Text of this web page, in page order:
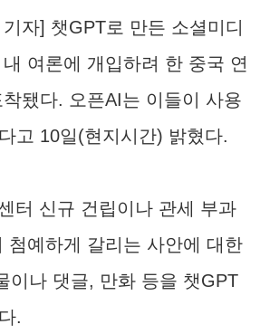
자] 챗GPT로 만든 소셜미디
여론에 개입하려 한 중국 연
됐다. 오픈AI는 이들이 사용
고 10일(현지시간) 밝혔다.
터 신규 건립이나 관세 부과
첨예하게 갈리는 사안에 대한
이나 댓글, 만화 등을 챗GPT
.